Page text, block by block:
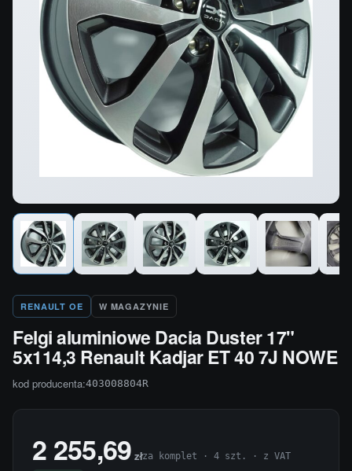
RENAULT OE W MAGAZYNIE
Felgi aluminiowe Dacia Duster 17"
5x114,3 Renault Kadjar ET 40 7J NOWE
kod producenta:403008804R
2 255,69 złza komplet · 4 szt. · z VAT